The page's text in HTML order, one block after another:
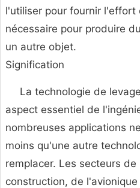
l'utiliser pour fournir l'effort
nécessaire pour produire
un autre objet.
Signification
La technologie de
aspect essentiel de
nombreuses applications
moins qu'une autre
remplacer. Les secteurs
construction, de